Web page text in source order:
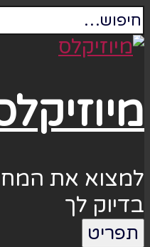
למצוא את
בדיוק לך
תפריט